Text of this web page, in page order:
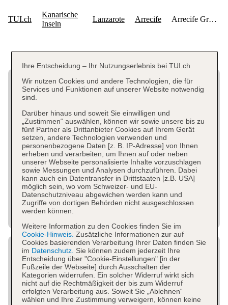
Ihre Entscheidung – Ihr Nutzungserlebnis bei TUI.ch
Wir nutzen Cookies und andere Technologien, die für
Services und Funktionen auf unserer Website notwendig
sind.
Darüber hinaus und soweit Sie einwilligen und
„Zustimmen“ auswählen, können wir sowie unsere bis zu
fünf Partner als Drittanbieter Cookies auf Ihrem Gerät
setzen, andere Technologien verwenden und
personenbezogene Daten [z. B. IP-Adresse] von Ihnen
erheben und verarbeiten, um Ihnen auf oder neben
unserer Webseite personalisierte Inhalte vorzuschlagen
sowie Messungen und Analysen durchzuführen. Dabei
kann auch ein Datentransfer in Drittstaaten [z.B. USA]
möglich sein, wo vom Schweizer- und EU-
Datenschutzniveau abgewichen werden kann und
Zugriffe von dortigen Behörden nicht ausgeschlossen
werden können.
Weitere Information zu den Cookies finden Sie im
Cookie-Hinweis. Zusätzliche Informationen zur auf
Cookies basierenden Verarbeitung Ihrer Daten finden Sie
im Datenschutz. Sie können zudem jederzeit Ihre
Entscheidung über "Cookie-Einstellungen" [in der
Fußzeile der Webseite] durch Ausschalten der
Kategorien widerrufen. Ein solcher Widerruf wirkt sich
nicht auf die Rechtmäßigkeit der bis zum Widerruf
erfolgten Verarbeitung aus. Soweit Sie „Ablehnen“
wählen und Ihre Zustimmung verweigern, können keine